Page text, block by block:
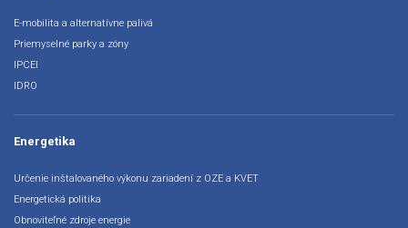
E-mobilita a alternatívne palivá
Priemyselné parky a zóny
IPCEI
IDRO
Energetika
Určenie inštalovaného výkonu zariadení z OZE a KVET
Energetická politika
Obnoviteľné zdroje energie